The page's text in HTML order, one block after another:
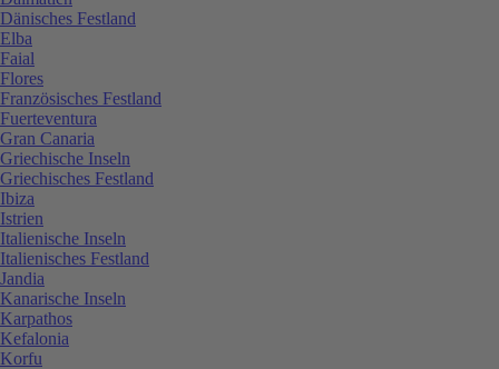
Dänisches Festland
Elba
Faial
Flores
Französisches Festland
Fuerteventura
Gran Canaria
Griechische Inseln
Griechisches Festland
Ibiza
Istrien
Italienische Inseln
Italienisches Festland
Jandia
Kanarische Inseln
Karpathos
Kefalonia
Korfu